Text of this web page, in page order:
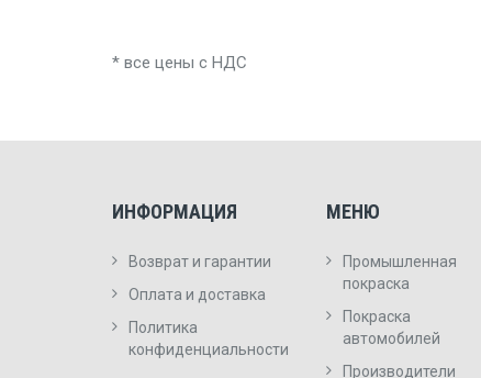
* все цены с НДС
ИНФОРМАЦИЯ МЕНЮ
Возврат и гарантии
Оплата и доставка
Политика
конфиденциальности
Промышленная
покраска
Покраска
автомобилей
Производители